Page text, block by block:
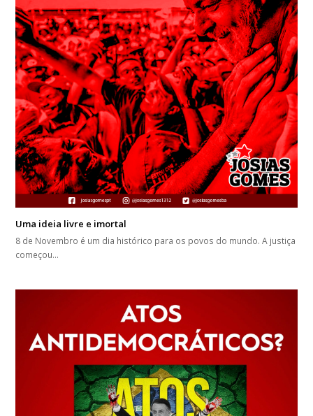
Uma ideia livre e imortal
8 de Novembro é um dia histórico para os povos do mundo. A justiça
começou…